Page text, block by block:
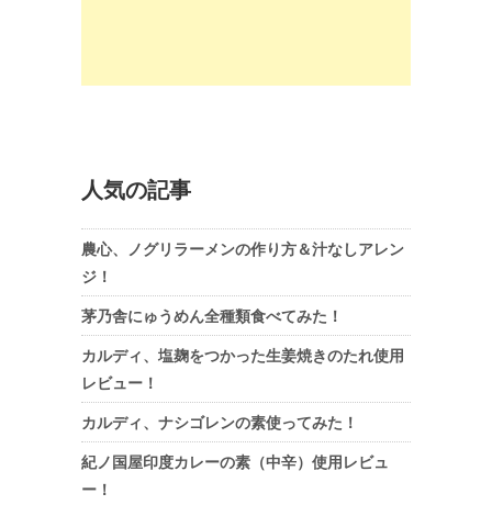
人気の記事
農心、ノグリラーメンの作り方＆汁なしアレン
ジ！
茅乃舎にゅうめん全種類食べてみた！
カルディ、塩麹をつかった生姜焼きのたれ使用
レビュー！
カルディ、ナシゴレンの素使ってみた！
紀ノ国屋印度カレーの素（中辛）使用レビュ
ー！